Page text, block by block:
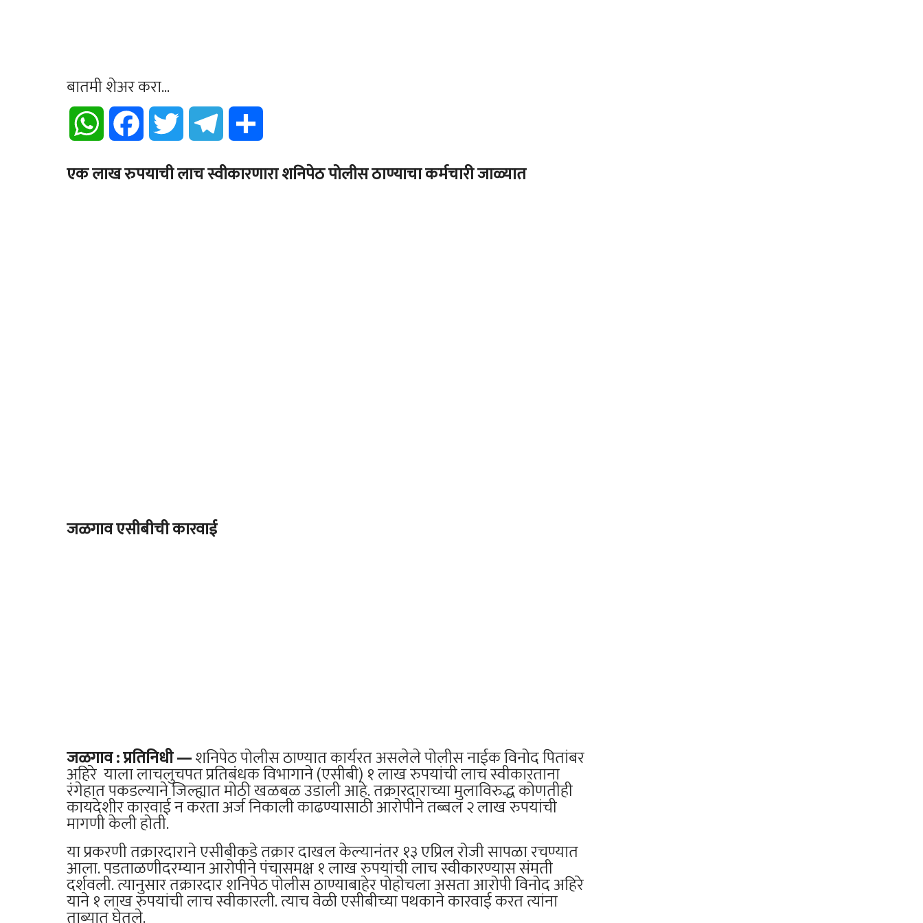
बातमी शेअर करा...
WhatsApp Facebook Twitter Telegram
एक लाख रुपयाची लाच स्वीकारणारा शनिपेठ पोलीस ठाण्याचा कर्मचारी जाळ्यात
जळगाव एसीबीची कारवाई
जळगाव : प्रतिनिधी —शनिपेठ पोलीस ठाण्यात कार्यरत असलेले पोलीस नाईक विनोद पितांबर
अहिरे याला लाचलुचपत प्रतिबंधक विभागाने (एसीबी) १ लाख रुपयांची लाच स्वीकारताना
रंगेहात पकडल्याने जिल्ह्यात मोठी खळबळ उडाली आहे. तक्रारदाराच्या मुलाविरुद्ध कोणतीही
कायदेशीर कारवाई न करता अर्ज निकाली काढण्यासाठी आरोपीने तब्बल २ लाख रुपयांची
मागणी केली होती.
या प्रकरणी तक्रारदाराने एसीबीकडे तक्रार दाखल केल्यानंतर १३ एप्रिल रोजी सापळा रचण्यात
आला. पडताळणीदरम्यान आरोपीने पंचासमक्ष १ लाख रुपयांची लाच स्वीकारण्यास संमती
दर्शवली. त्यानुसार तक्रारदार शनिपेठ पोलीस ठाण्याबाहेर पोहोचला असता आरोपी विनोद अहिरे
याने १ लाख रुपयांची लाच स्वीकारली. त्याच वेळी एसीबीच्या पथकाने कारवाई करत त्यांना